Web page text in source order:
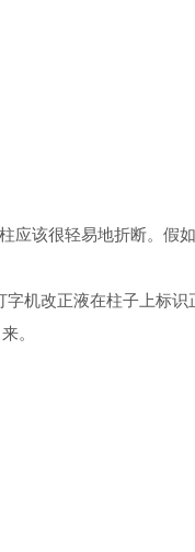
应该很轻易地折断。假
机改正液在柱子上标
。